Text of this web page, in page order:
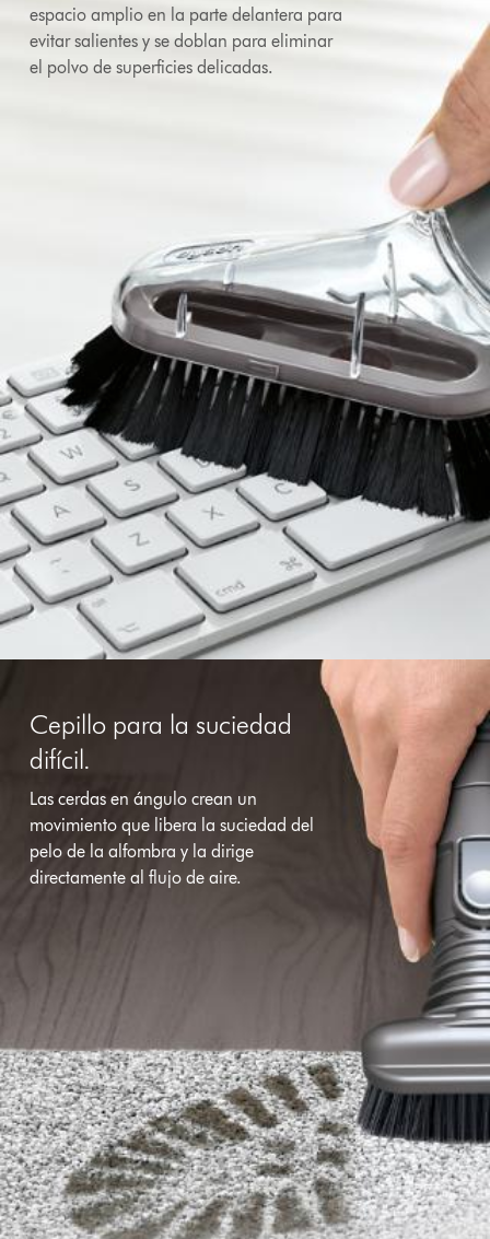
espacio amplio en la parte delantera para
evitar salientes y se doblan para eliminar
el polvo de superficies delicadas.
Cepillo para la suciedad
difícil.
Las cerdas en ángulo crean un
movimiento que libera la suciedad del
pelo de la alfombra y la dirige
directamente al flujo de aire.